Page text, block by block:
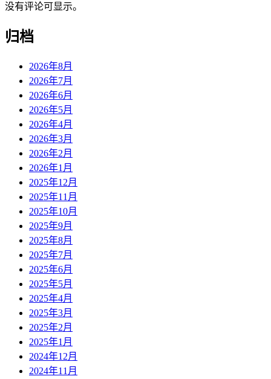
没有评论可显示。
归档
2026年8月
2026年7月
2026年6月
2026年5月
2026年4月
2026年3月
2026年2月
2026年1月
2025年12月
2025年11月
2025年10月
2025年9月
2025年8月
2025年7月
2025年6月
2025年5月
2025年4月
2025年3月
2025年2月
2025年1月
2024年12月
2024年11月